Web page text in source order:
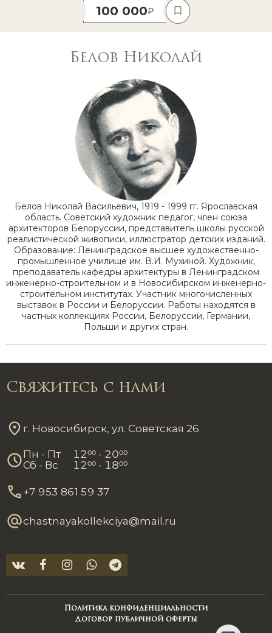
100 000
Белов Николай
Белов Николай Васильевич, 1919 - 1999 гг. Ярославская
область. Советский художник педагог, член союза
архитекторов Белоруссии, представитель школы русской
реалистической живописи, иллюстратор детских изданий.
Образование: Ленинградское высшее художественно-
промышленное училище им. В.И. Мухиной. Художник,
преподаватель кафедры архитектуры в Ленинградском
инженерно-строительном и в Новосибирском инженерно-
строительном институтах. Участник многочисленных
выставок в России и Белоруссии. Работы находятся в
частных коллекциях России, Белоруссии, Германии,
Польши и других стран.
Свяжитесь с нами
г. Новосибирск, ул. Советская 26
Пн - Пт 1200 - 2000
Сб - Вс
1200 - 1800
+7 953 861 59 37
chastnayakollekciya@mail.ru
Политика конфиденциальности
Договор публичной оферты